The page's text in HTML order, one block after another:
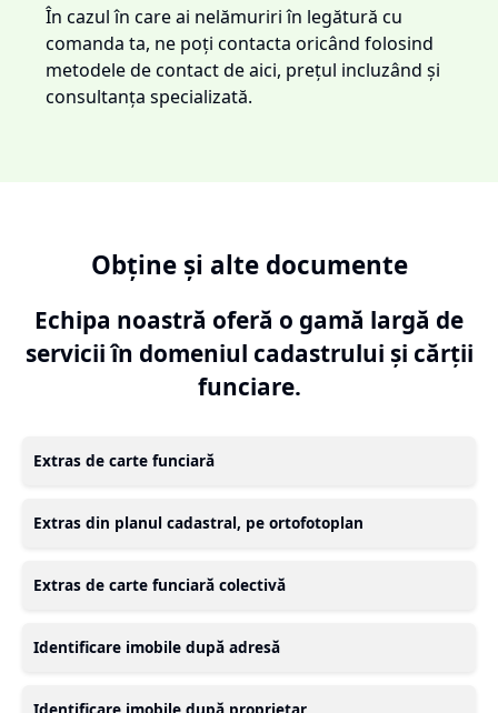
În cazul în care ai nelămuriri în legătură cu
comanda ta, ne poți contacta oricând folosind
metodele de contact de aici, prețul incluzând și
consultanța specializată.
Obține și alte documente
Echipa noastră oferă o gamă largă de
servicii în domeniul cadastrului și cărții
funciare.
Extras de carte funciară
Extras din planul cadastral, pe ortofotoplan
Extras de carte funciară colectivă
Identificare imobile după adresă
Identificare imobile după proprietar